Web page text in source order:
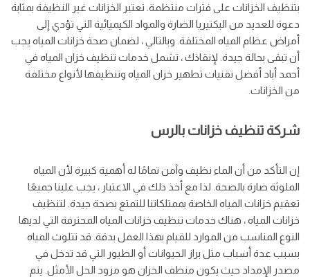
بتنظيف الخزانات على فترات منتظمة. تعتبر الخزانات غير النظيفة بمثابة
دعوة للعديد من البكتيريا الضارة والمواد الكيميائية التي تؤدي إلى
أمراض عظام المياه المختلفة. وبالتالي ، لضمان صحة خزانات المياه يجب
أن تبقى بحالة جيدة. لإنقاذك ، تشمل خدمات تنظيف خزان المياه في
أحمد أباد أفضل تقنيات تطهير خزان المياه وتنظيفها لأنواع مختلفة
من الخزانات.
شركة تنظيف خزانات بالرس
إن التأكد من أن الماء نظيف وآمن تمامًا له أهمية كبيرة لأن المياه
الملوثة ضارة بالصحة. لذا مع أخذ ذلك في الاعتبار ، يجب علينا جميعًا
تعقيم خزانات المياه الخاصة بممتلكاتنا للتمتع بصحة جيدة. لتنظيف
خزانات المياه ، هناك خدمات تنظيف خزانات المياه المحترفة التي لديها
النوع المناسب من الموارد للقيام بهذا العمل بدقة. قد تتلوث المياه
بسبب عدة أسباب مثل براز الحيوانات أو الطيور التي قد تدخل في
مصدر الإمداد حيث يكون منظف الخزان هو مزود الحل الأمثل. يتم